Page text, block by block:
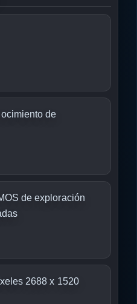
de
de exploración
2688 x 1520